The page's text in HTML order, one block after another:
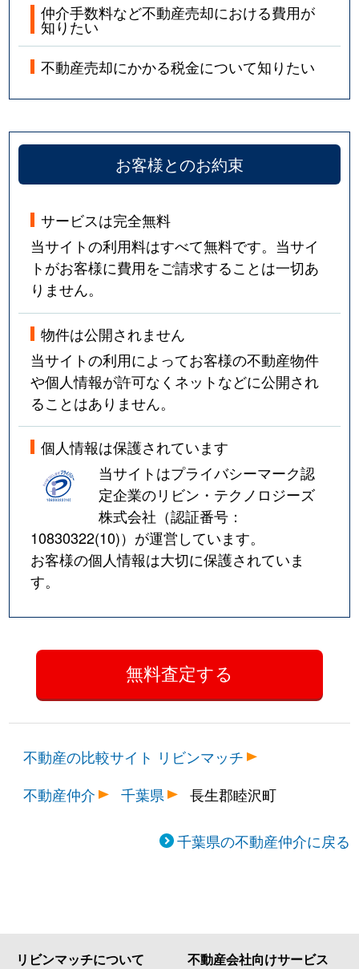
仲介手数料など不動産売却における費用が
知りたい
不動産売却にかかる税金について知りたい
お客様とのお約束
サービスは完全無料
当サイトの利用料はすべて無料です。当サイ
トがお客様に費用をご請求することは一切あ
りません。
物件は公開されません
当サイトの利用によってお客様の不動産物件
や個人情報が許可なくネットなどに公開され
ることはありません。
個人情報は保護されています
当サイトはプライバシーマーク認
定企業のリビン・テクノロジーズ
株式会社（認証番号：
10830322(10)）が運営しています。
お客様の個人情報は大切に保護されていま
す。
不動産の比較サイト リビンマッチ
不動産仲介
千葉県 長生郡睦沢町
千葉県の不動産仲介に戻る
リビンマッチについて 不動産会社向けサービス